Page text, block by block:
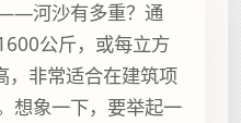
河沙有多重？通
公斤，或每立方
，非常适合在建筑项
想象一下，要举起一